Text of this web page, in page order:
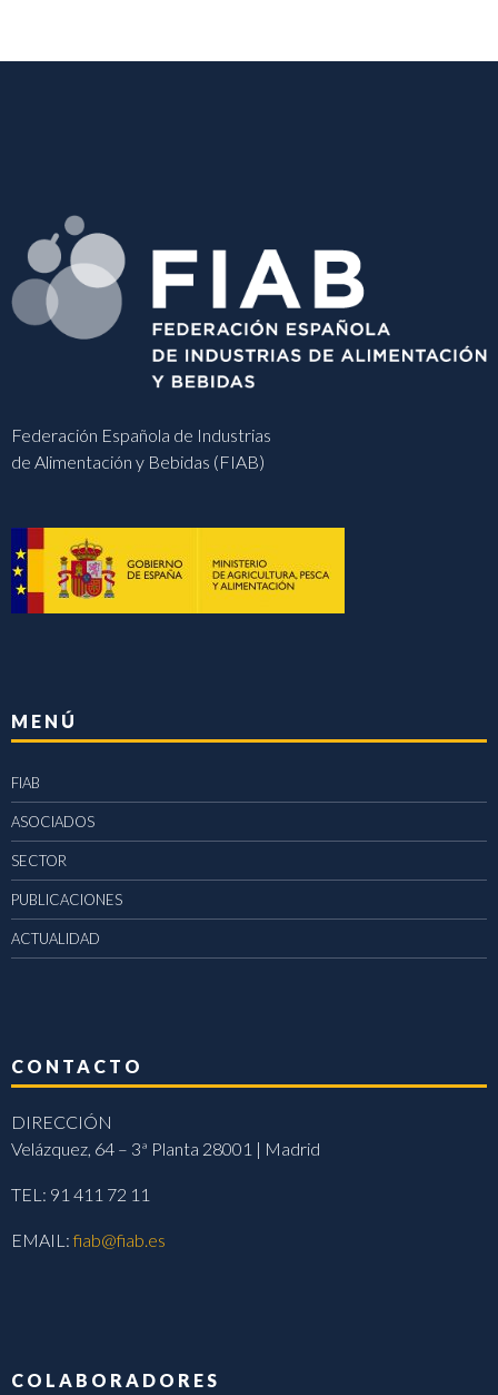
Federación Española de Industrias
de Alimentación y Bebidas (FIAB)
MENÚ
FIAB
ASOCIADOS
SECTOR
PUBLICACIONES
ACTUALIDAD
CONTACTO
DIRECCIÓN
Velázquez, 64 – 3ª Planta 28001 | Madrid
TEL: 91 411 72 11
EMAIL:fiab@fiab.es
COLABORADORES